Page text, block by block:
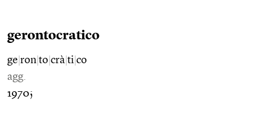
gerontocratico
ge ron to crà ti co
agg.
1970;